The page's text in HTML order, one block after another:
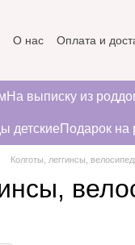
О нас Оплата и
На выписку из
детские Подарок на
Колготы, леггинсы,